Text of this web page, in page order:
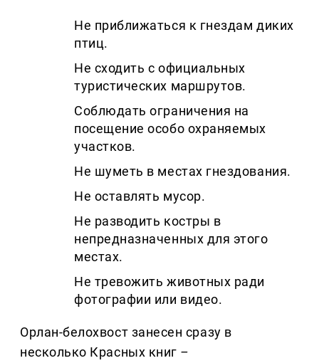
Не приближаться к гнездам диких
птиц.
Не сходить с официальных
туристических маршрутов.
Соблюдать ограничения на
посещение особо охраняемых
участков.
Не шуметь в местах гнездования.
Не оставлять мусор.
Не разводить костры в
непредназначенных для этого
местах.
Не тревожить животных ради
фотографии или видео.
Орлан-белохвост занесен сразу в
несколько Красных книг –